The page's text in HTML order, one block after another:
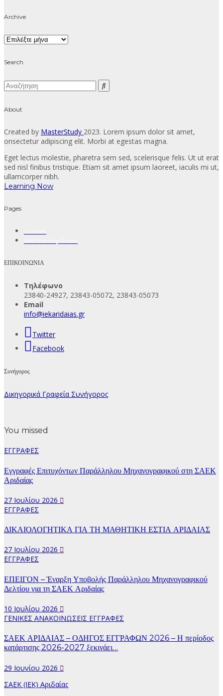
Archive
Archive
Search
About
Created by MasterStudy 2023. Lorem ipsum dolor sit amet,
onsectetur adipiscing elit. Morbi at egestas magna.
Eget lectus molestie, pharetra sem sed, scelerisque felis. Ut ut erat
sed nisl finibus tristique. Etiam sit amet ipsum laoreet, iaculis mi ut,
ullamcorper nibh.
Learning Now
Pages
ΕΠΙΚΟΙΝΩΝΙΑ
Τηλέφωνο
23840-24927, 23843-05072, 23843-05073
Email
info@iekaridaias.gr
Twitter
Facebook
Συνήγορος
Δικηγορικά Γραφεία Συνήγορος
You missed
ΕΓΓΡΑΦΕΣ
Εγγραφές Επιτυχόντων Παράλληλου Μηχανογραφικού στη ΣΑΕΚ
Αριδαίας
27 Ιουλίου 2026
ΕΓΓΡΑΦΕΣ
ΔΙΚΑΙΟΛΟΓΗΤΙΚΑ ΓΙΑ ΤΗ ΜΑΘΗΤΙΚΗ ΕΣΤΙΑ ΑΡΙΔΑΙΑΣ
27 Ιουλίου 2026
ΕΓΓΡΑΦΕΣ
ΕΠΕΙΓΟΝ – Έναρξη Υποβολής Παράλληλου Μηχανογραφικού
Δελτίου για τη ΣΑΕΚ Αριδαίας
10 Ιουλίου 2026
ΓΕΝΙΚΕΣ ΑΝΑΚΟΙΝΩΣΕΙΣ ΕΓΓΡΑΦΕΣ
ΣΑΕΚ ΑΡΙΔΑΙΑΣ – ΟΔΗΓΟΣ ΕΓΓΡΑΦΩΝ 2026 – Η περίοδος
κατάρτισης 2026-2027 ξεκινάει…
29 Ιουνίου 2026
ΣΑΕΚ (ΙΕΚ) Αριδαίας